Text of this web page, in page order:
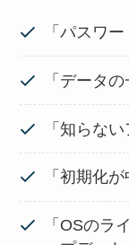
「パスワ
「データ
「知らな
「初期化
「OSのラ